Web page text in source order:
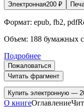
Электронная200 ₽
Формат: epub, fb2,
Объем: 188 бумажных
Подробнее
Пожаловаться
Читать фрагмент
Купить электронную —
О книгеОглавление